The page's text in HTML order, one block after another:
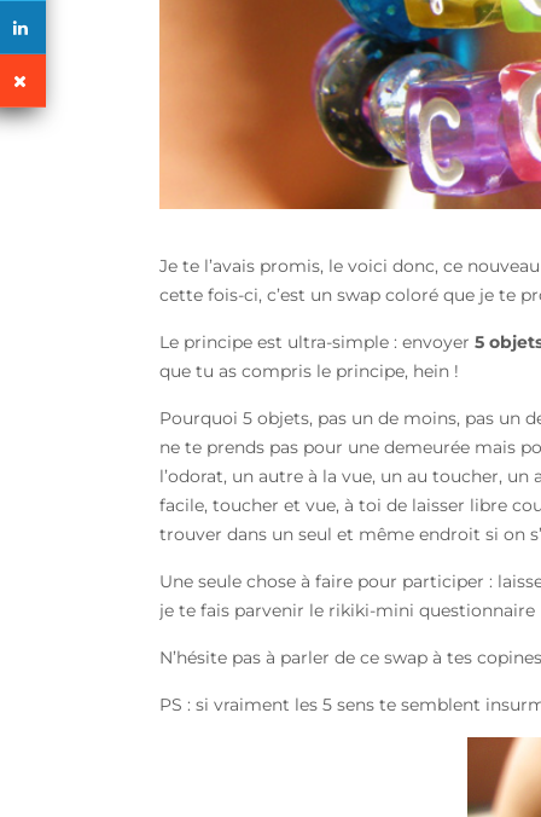
Je te l’avais promis, le voici donc, ce
cette fois-ci, c’est un swap coloré que je te
Le principe est ultra-simple : envoyer 5
que tu as compris le principe, hein !
Pourquoi 5 objets, pas un de moins, pas un
ne te prends pas pour une demeurée mais
l’odorat, un autre à la vue, un au toucher,
facile, toucher et vue, à toi de laisser libre
trouver dans un seul et même endroit si on
Une seule chose à faire pour participer :
je te fais parvenir le rikiki-mini
N’hésite pas à parler de ce swap à tes
PS : si vraiment les 5 sens te semblent